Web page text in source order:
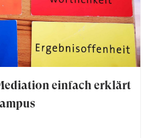
einfach erklärt